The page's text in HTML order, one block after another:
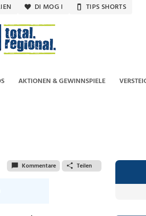
DI MOG I TIPS SHORTS
AKTIONEN & GEWINNSPIELE
Kommentare Teilen